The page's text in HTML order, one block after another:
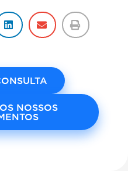
NOSSOS